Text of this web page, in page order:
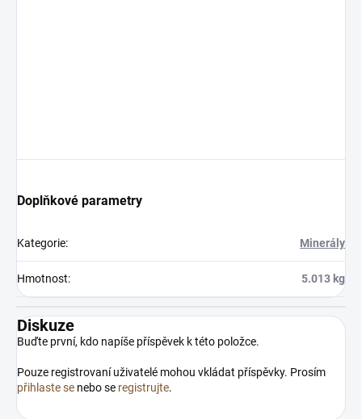
Doplňkové parametry
Kategorie: Minerály
Hmotnost: 5.013 kg
Diskuze
Buďte první, kdo napíše příspěvek k této položce.
Pouze registrovaní uživatelé mohou vkládat příspěvky. Prosím
přihlaste se nebo se registrujte.